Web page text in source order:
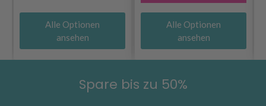
Alle Optionen
ansehen
Alle Optionen
ansehen
Spare bis zu 50%